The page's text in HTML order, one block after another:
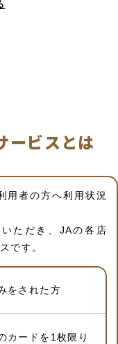
ービスとは
用者の方へ利用状況
ただき、JAの各店
です。
をされた方
カードを1枚限り